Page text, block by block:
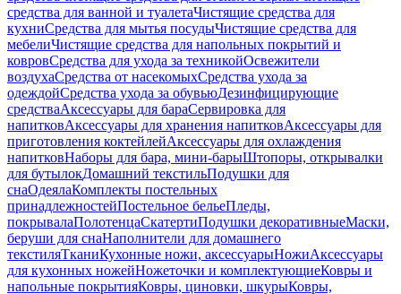
средства для ванной и туалетаЧистящие средства для
кухниСредства для мытья посудыЧистящие средства для
мебелиЧистящие средства для напольных покрытий и
ковровСредства для ухода за техникойОсвежители
воздухаСредства от насекомыхСредства ухода за
одеждойСредства ухода за обувьюДезинфицирующие
средстваАксессуары для бараСервировка для
напитковАксессуары для хранения напитковАксессуары для
приготовления коктейлейАксессуары для охлаждения
напитковНаборы для бара, мини-барыШтопоры, открывалки
для бутылокДомашний текстильПодушки для
снаОдеялаКомплекты постельных
принадлежностейПостельное бельеПледы,
покрывалаПолотенцаСкатертиПодушки декоративныеМаски,
беруши для снаНаполнители для домашнего
текстиляТканиКухонные ножи, аксессуарыНожиАксессуары
для кухонных ножейНожеточки и комплектующиеКовры и
напольные покрытияКовры, циновки, шкурыКовры,